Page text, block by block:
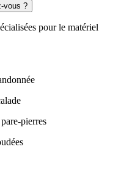
vous ?
pour le matériel
pierres